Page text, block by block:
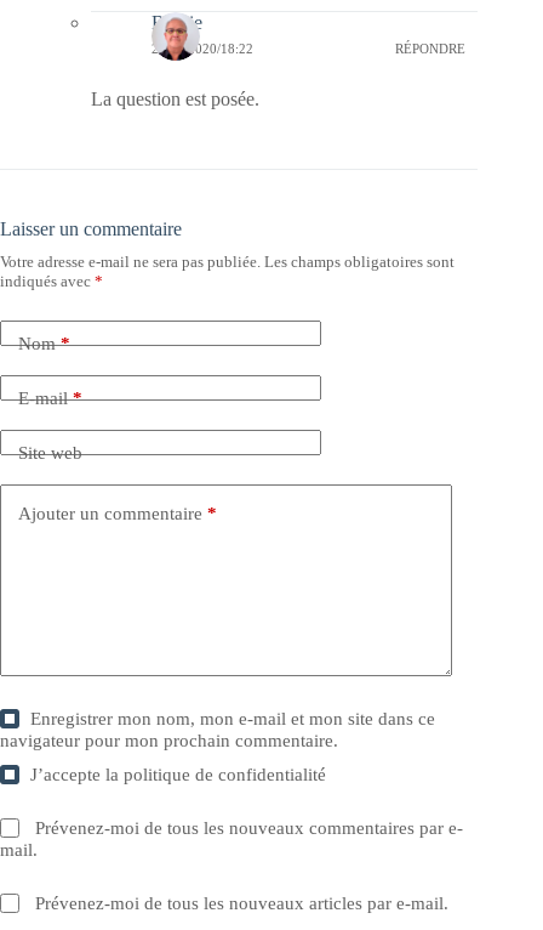
Bernie
26/07/2020/18:22 RÉPONDRE
La question est posée.
Laisser un commentaire
Votre adresse e-mail ne sera pas publiée. Les champs obligatoires sont
indiqués avec *
Nom*
E-mail*
Site web
Ajouter un commentaire *
Enregistrer mon nom, mon e-mail et mon site dans ce
navigateur pour mon prochain commentaire.
J’accepte lapolitique de confidentialité
Prévenez-moi de tous les nouveaux commentaires par e-
mail.
Prévenez-moi de tous les nouveaux articles par e-mail.